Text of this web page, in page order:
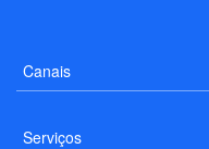
Canais
Serviços